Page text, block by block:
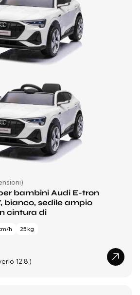
bambini Audi E-tron
bianco, sedile ampio
cintura di
h 25 kg
12.8.)